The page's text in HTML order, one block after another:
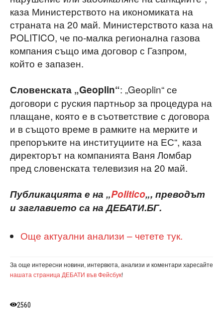
каза Министерството на икономиката на
страната на 20 май. Министерството каза на
POLITICO, че по-малка регионална газова
компания също има договор с Газпром,
който е запазен.
Словенската „Geoplin“: „Geoplin“ се
договори с руския партньор за процедура на
плащане, която е в съответствие с договора
и в същото време в рамките на мерките и
препоръките на институциите на ЕС“, каза
директорът на компанията Ваня Ломбар
пред словенската телевизия на 20 май.
Публикацията е на „Politico„, преводът
и заглавието са на ДЕБАТИ.БГ.
Още актуални анализи – четете тук.
За още интересни новини, интервюта, анализи и коментари харесайте
нашата страница ДЕБАТИ във Фейсбук!
2560